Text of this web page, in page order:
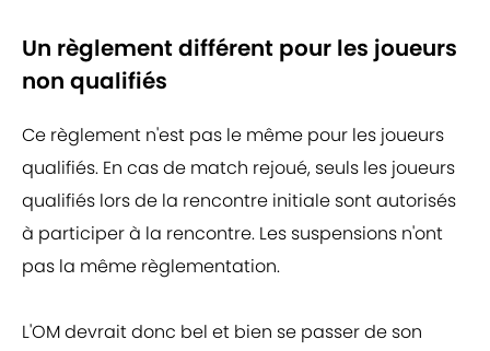
Un règlement différent pour les joueurs
non qualifiés
Ce règlement n'est pas le même pour les joueurs
qualifiés. En cas de match rejoué, seuls les joueurs
qualifiés lors de la rencontre initiale sont autorisés
à participer à la rencontre. Les suspensions n'ont
pas la même règlementation.
L'OM devrait donc bel et bien se passer de son